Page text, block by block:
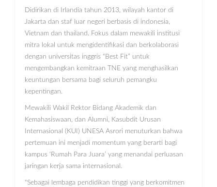
Didirikan di Irlandia tahun 2013, wilayah kantor di
Jakarta dan staf luar negeri berbasis di indonesia,
Vietnam dan thailand. Fokus dalam mewakili institusi
mitra lokal untuk mengidentifikasi dan berkolaborasi
dengan universitas inggris “Best Fit” untuk
mengembangkan kemitraan TNE yang menghasilkan
keuntungan bersama bagi seluruh pemangku
kepentingan.
Mewakili Wakil Rektor Bidang Akademik dan
Kemahasiswaan, dan Alumni, Kasubdit Urusan
Internasional (KUI) UNESA Asrori menuturkan bahwa
pertemuan ini menjadi momentum yang berarti bagi
kampus ‘Rumah Para Juara’ yang menandai perluasan
jaringan kerja sama internasional.
“Sebagai lembaga pendidikan tinggi yang berkomitmen